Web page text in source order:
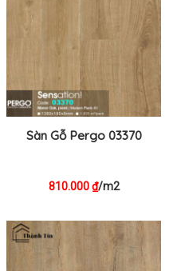
Sàn Gỗ Pergo 03370
810.000₫/m2